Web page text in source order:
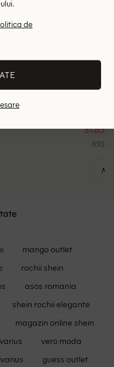
31.85
RRP:
M
mango outlet
rochii shein
asos romania
shein rochii elegante
magazin online shein
vero moda
guess outlet
de